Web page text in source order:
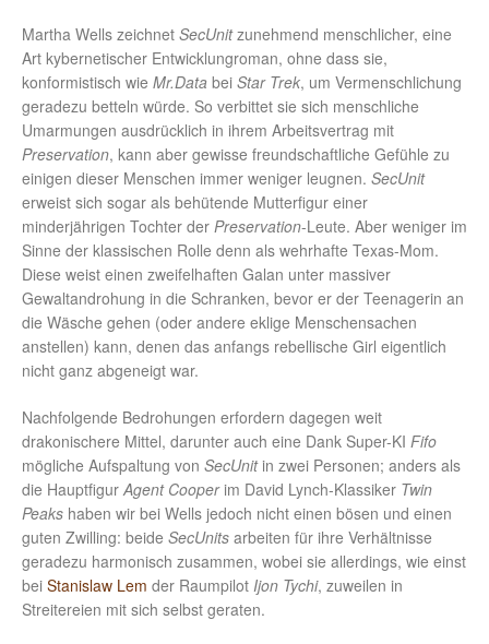
Martha Wells zeichnet SecUnitzunehmend menschlicher, eine
Art kybernetischer Entwicklungroman, ohne dass sie,
konformistisch wie Mr.Data bei Star Trek, um Vermenschlichung
geradezu betteln würde. So verbittet sie sich menschliche
Umarmungen ausdrücklich in ihrem Arbeitsvertrag mit
Preservation, kann aber gewisse freundschaftliche Gefühle zu
einigen dieser Menschen immer weniger leugnen. SecUnit
erweist sich sogar als behütende Mutterfigur einer
minderjährigen Tochter der Preservation-Leute. Aber weniger im
Sinne der klassischen Rolle denn als wehrhafte Texas-Mom.
Diese weist einen zweifelhaften Galan unter massiver
Gewaltandrohung in die Schranken, bevor er der Teenagerin an
die Wäsche gehen (oder andere eklige Menschensachen
anstellen) kann, denen das anfangs rebellische Girl eigentlich
nicht ganz abgeneigt war.
Nachfolgende Bedrohungen erfordern dagegen weit
drakonischere Mittel, darunter auch eine Dank Super-KI Fifo
mögliche Aufspaltung von SecUnitin zwei Personen; anders als
die HauptfigurAgent Cooperim David Lynch-Klassiker Twin
Peaks haben wir bei Wells jedoch nicht einen bösen und einen
guten Zwilling: beide SecUnits arbeiten für ihre Verhältnisse
geradezu harmonisch zusammen, wobei sie allerdings, wie einst
bei Stanislaw Lem der Raumpilot Ijon Tychi, zuweilen in
Streitereien mit sich selbst geraten.